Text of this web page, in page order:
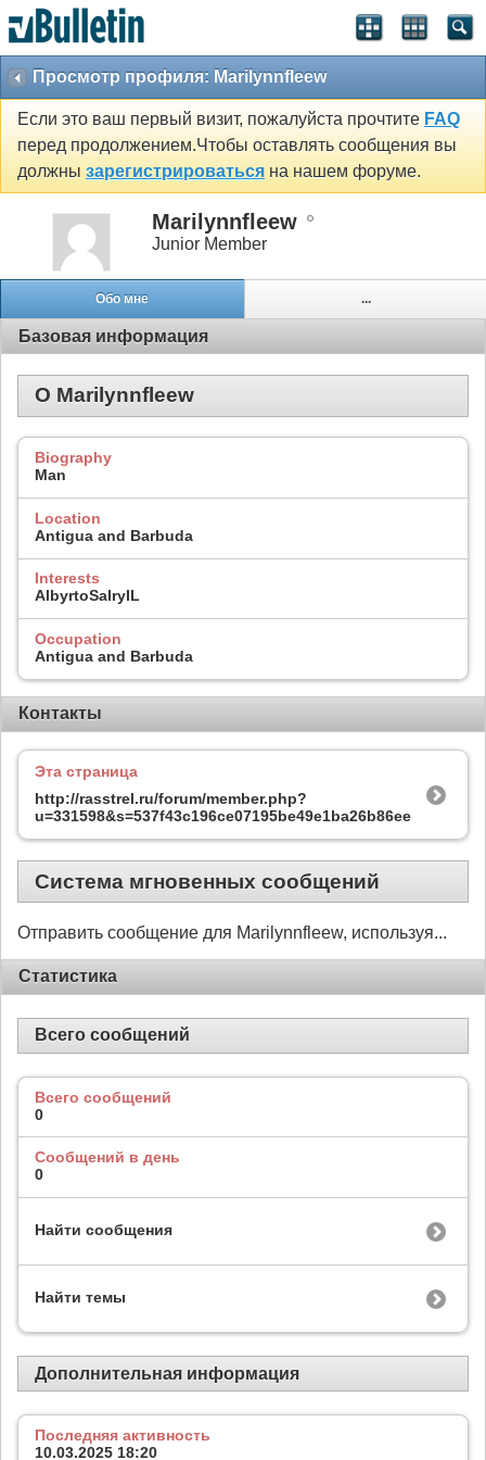
Просмотр профиля: Marilynnfleew
Если это ваш первый визит, пожалуйста прочтите FAQ
перед продолжением.Чтобы оставлять сообщения вы
должны зарегистрироваться на нашем форуме.
Marilynnfleew
Junior Member
Обо мне ...
Базовая информация
О Marilynnfleew
Biography
Man
Location
Antigua and Barbuda
Interests
AlbyrtoSalryIL
Occupation
Antigua and Barbuda
Контакты
Эта страница
http://rasstrel.ru/forum/member.php?
u=331598&s=537f43c196ce07195be49e1ba26b86ee
Система мгновенных сообщений
Отправить сообщение для Marilynnfleew, используя...
Статистика
Всего сообщений
Всего сообщений
0
Сообщений в день
0
Найти сообщения
Найти темы
Дополнительная информация
Последняя активность
10.03.2025 18:20